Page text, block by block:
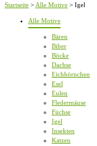
Startseite > Alle Motive > Igel
Alle Motive
Bären
Biber
Böcke
Dachse
Eichhörnchen
Esel
Eulen
Fledermäuse
Füchse
Igel
Insekten
Katzen